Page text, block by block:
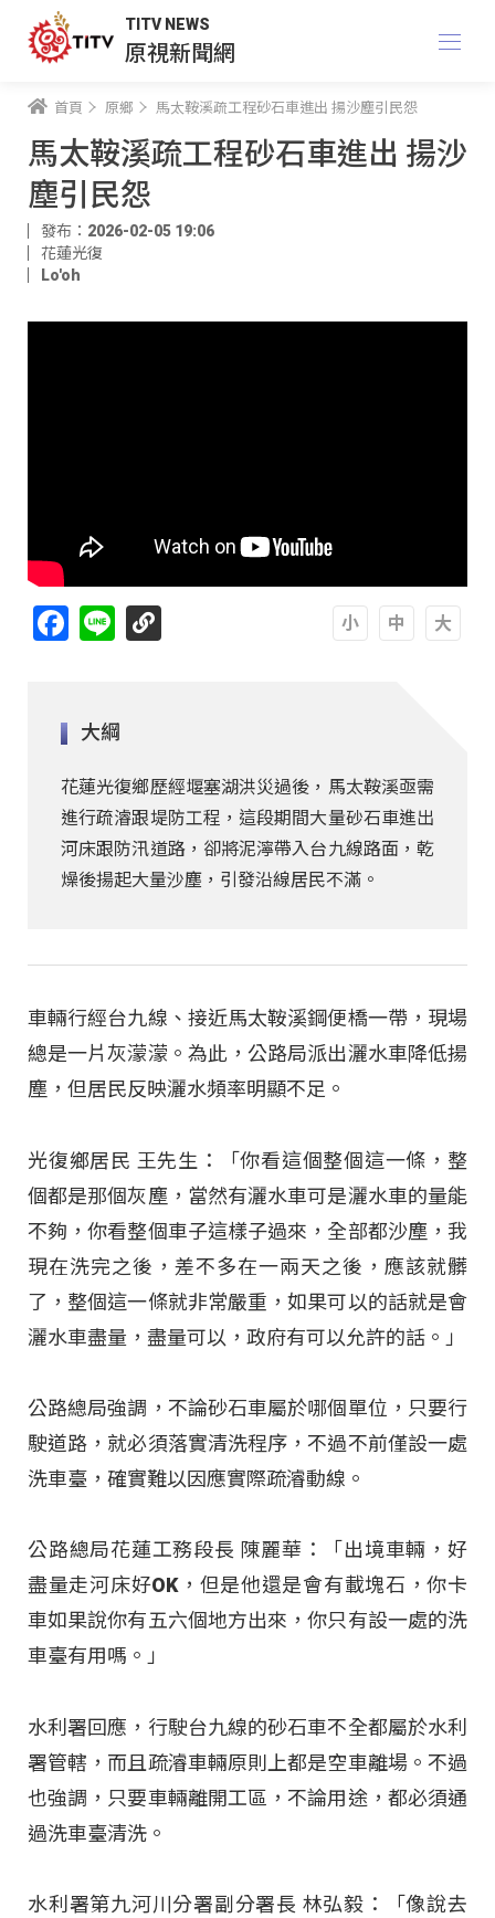
TITV NEWS
原視新聞網
首頁 原鄉 馬太鞍溪疏工程砂石車進出 揚沙塵引民怨
馬太鞍溪疏工程砂石車進出 揚沙
塵引民怨
發布：2026-02-05 19:06
花蓮光復
Lo'oh
Facebook
Line
大綱
花蓮光復鄉歷經堰塞湖洪災過後，馬太鞍溪亟需
進行疏濬跟堤防工程，這段期間大量砂石車進出
河床跟防汛道路，卻將泥濘帶入台九線路面，乾
燥後揚起大量沙塵，引發沿線居民不滿。
車輛行經台九線、接近馬太鞍溪鋼便橋一帶，現場
總是一片灰濛濛。為此，公路局派出灑水車降低揚
塵，但居民反映灑水頻率明顯不足。
光復鄉居民 王先生：「你看這個整個這一條，整
個都是那個灰塵，當然有灑水車可是灑水車的量能
不夠，你看整個車子這樣子過來，全部都沙塵，我
現在洗完之後，差不多在一兩天之後，應該就髒
了，整個這一條就非常嚴重，如果可以的話就是會
灑水車盡量，盡量可以，政府有可以允許的話。」
公路總局強調，不論砂石車屬於哪個單位，只要行
駛道路，就必須落實清洗程序，不過不前僅設一處
洗車臺，確實難以因應實際疏濬動線。
公路總局花蓮工務段長 陳麗華：「出境車輛，好
盡量走河床好OK，但是他還是會有載塊石，你卡
車如果說你有五六個地方出來，你只有設一處的洗
車臺有用嗎。」
水利署回應，行駛台九線的砂石車不全都屬於水利
署管轄，而且疏濬車輛原則上都是空車離場。不過
也強調，只要車輛離開工區，不論用途，都必須通
過洗車臺清洗。
水利署第九河川分署副分署長 林弘毅：「像說去